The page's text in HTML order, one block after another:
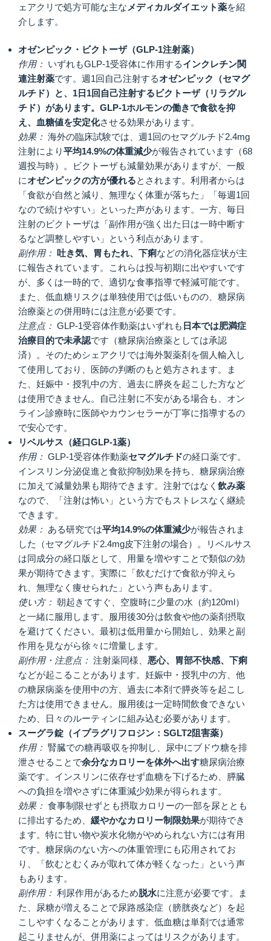
ェアクリで処方可能な主な メディカルダイエット薬を紹
介します。
オゼンピック・ビクトーザ（GLP‑1注射薬）
作用： いずれもGLP-1受容体に作用するインクレチン関
連注射薬です。週1回自己注射するオゼンピック（セマグ
ルチド）と、1日1回自己注射するビクトーザ（リラグル
チド）があります。GLP-1ホルモンの働きで食欲を抑
え、血糖値を安定化させる効果があります。
効果： 海外の臨床試験では、週1回のセマグルチド2.4mg
注射により平均14.9%の体重減少が報告されています（68
週投与時）。ビクトーザも減量効果がありますが、一般
にオゼンピックの方が優れるとされます。利用者からは
「食欲が自然と減り、無理なく体重が落ちた」「毎週1回
なので続けやすい」といった声があります。一方、毎日
注射のビクトーザは「副作用が強く出た日は一時中断す
るなど調整しやすい」という利点があります。
副作用： 吐き気、胃もたれ、下痢などの消化器症状が主
に報告されています。これらは投与初期に出やすいです
が、多くは一時的で、適切な食事指導で軽減可能です。
また、低血糖リスクは単独使用では低いものの、糖尿病
治療薬との併用時には注意が必要です。
注意点： GLP-1受容体作動薬はいずれも 日本では肥満症
治療目的で未承認です（糖尿病治療薬としては承認
済）。そのためシェアクリでは海外製薬剤を個人輸入し
て使用しており、医師の判断のもと処方されます。ま
た、妊娠中・授乳中の方、過去に膵炎を起こした方など
は使用できません。自己注射に不安がある場合も、オン
ライン診療時に医師やカウンセラーが丁寧に指導するの
で安心です。
リベルサス（経口GLP‑1薬）
作用： GLP-1受容体作動薬セマグルチドの経口薬です。
インスリン分泌促進と食欲抑制効果を持ち、糖尿病治療
に加えて減量効果も期待できます。注射ではなく 飲み薬
なので、「注射は怖い」という方でもストレスなく継続
できます。
効果： ある研究では平均14.9%の体重減少が報告されま
した（セマグルチド2.4mg皮下注射の場合）。リベルサス
は同成分の経口版として、用量を増やすことで類似の効
果が期待できます。実際に「飲むだけで食欲が抑えら
れ、無理なく痩せられた」という声もあります。
使い方： 朝起きてすぐ、空腹時に少量の水（約120ml）
と一緒に服用します。服用後30分は飲食や他の薬剤摂取
を避けてください。最初は低用量から開始し、効果と副
作用を見ながら徐々に増量します。
副作用・注意点： 注射薬同様、 悪心、胃部不快感、下痢
などが起こることがあります。妊娠中・授乳中の方、他
の糖尿病薬を使用中の方、過去に本剤で膵炎等を起こし
た方は使用できません。服用後は一定時間飲食できない
ため、日々のルーティンに組み込む必要があります。
スーグラ錠（イプラグリフロジン：SGLT2阻害薬）
作用： 腎臓での糖再吸収を抑制し、尿中にブドウ糖を排
泄させることで余分なカロリーを体外へ出す糖尿病治療
薬です。インスリンに依存せず血糖を下げるため、膵臓
への負担を増やさずに体重減少効果が得られます。
効果： 食事制限せずとも摂取カロリーの一部を尿ととも
に排出するため、 緩やかなカロリー制限効果が期待でき
ます。特に甘い物や炭水化物がやめられない方には有用
です。糖尿病のない方への体重管理にも応用されてお
り、「飲むとむくみが取れて体が軽くなった」という声
もあります。
副作用： 利尿作用があるため脱水に注意が必要です。ま
た、尿糖が増えることで尿路感染症（膀胱炎など）を起
こしやすくなることがあります。低血糖は単剤では通常
起こりませんが、併用薬によってはリスクがあります。